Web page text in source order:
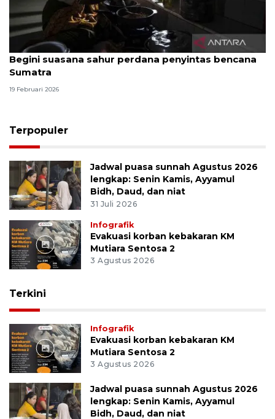
Begini suasana sahur perdana penyintas bencana
Sumatra
19 Februari 2026
Terpopuler
Jadwal puasa sunnah Agustus 2026
lengkap: Senin Kamis, Ayyamul
Bidh, Daud, dan niat
31 Juli 2026
Infografik
Evakuasi korban kebakaran KM
Mutiara Sentosa 2
3 Agustus 2026
Terkini
Infografik
Evakuasi korban kebakaran KM
Mutiara Sentosa 2
3 Agustus 2026
Jadwal puasa sunnah Agustus 2026
lengkap: Senin Kamis, Ayyamul
Bidh, Daud, dan niat